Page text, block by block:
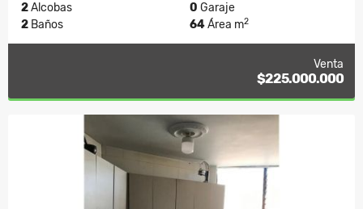
2Alcobas 0 Garaje
2 Baños 64Área m2
Venta
$225.000.000